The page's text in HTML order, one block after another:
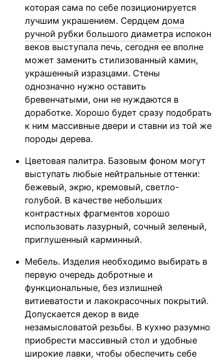
которая сама по себе позиционируется
лучшим украшением. Сердцемдома
ручной рубки большого диаметра испокон
веков выступала печь, сегодня ее вполне
может заменить стилизованный камин,
украшенный изразцами. Стены
однозначно нужно оставить
бревенчатыми, они не нуждаются в
доработке. Хорошо будет сразу подобрать
к ним массивные двери и ставни из той же
породы дерева.
Цветовая палитра. Базовым фоном могут
выступать любые нейтральные оттенки:
бежевый, экрю, кремовый, светло-
голубой. В качестве небольших
контрастных фрагментов хорошо
использовать лазурный, сочный зеленый,
приглушенный карминный.
Мебель. Изделия необходимо выбирать в
первую очередь добротные и
функциональные, без излишней
витиеватости и лакокрасочных покрытий.
Допускается декор в виде
незамысловатой резьбы. В кухню разумно
приобрести массивный стол и удобные
широкие лавки, чтобы обеспечить себе